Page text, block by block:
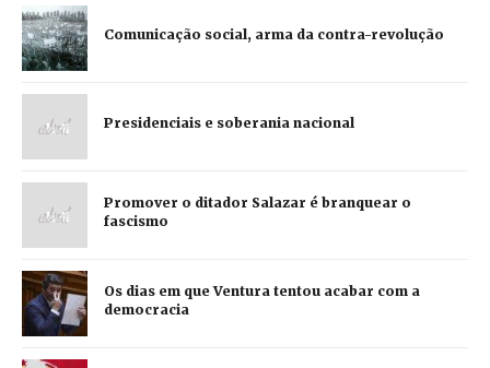
Comunicação social, arma da contra-revolução
Presidenciais e soberania nacional
Promover o ditador Salazar é branquear o
fascismo
Os dias em que Ventura tentou acabar com a
democracia